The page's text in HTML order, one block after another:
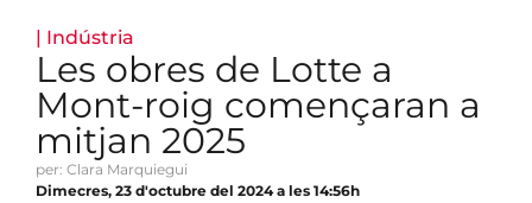
| Indústria
Les obres de Lotte a
Mont-roig començaran a
mitjan 2025
per: Clara Marquiegui
Dimecres, 23 d'octubre del 2024 a les 14:56h